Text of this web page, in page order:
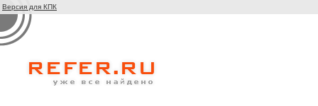
Версия для КПК